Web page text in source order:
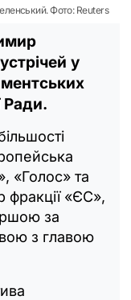
Фото: Reuters
у
Ради.
«Голос» та
фракції «ЄС»,
за
з главою